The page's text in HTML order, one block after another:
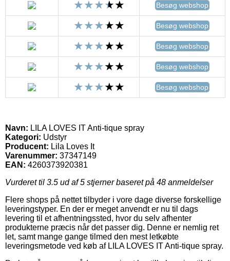
Besøg webshop
Besøg webshop
Besøg webshop
Besøg webshop
Besøg webshop
Navn: LILA LOVES IT Anti-tique spray
Kategori: Udstyr
Producent: Lila Loves It
Varenummer: 37347149
EAN: 4260373920381
Vurderet til 3.5 ud af 5 stjerner baseret på 48 anmeldelser
Flere shops på nettet tilbyder i vore dage diverse forskellige
leveringstyper. En der er meget anvendt er nu til dags
levering til et afhentningssted, hvor du selv afhenter
produkterne præcis når det passer dig. Denne er nemlig ret
let, samt mange gange tilmed den mest letkøbte
leveringsmetode ved køb af LILA LOVES IT Anti-tique spray.